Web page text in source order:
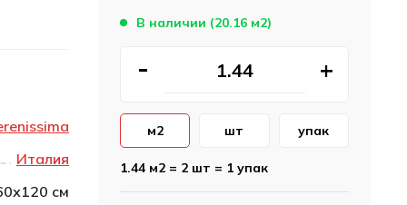
Италия
см
В наличии (20.16 м2)
м2 шт упак
1.44 м2 = 2 шт = 1 упак